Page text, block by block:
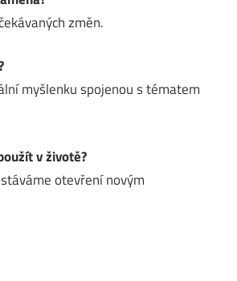
změn.
myšlenku spojenou s tématem
v životě?
otevření novým